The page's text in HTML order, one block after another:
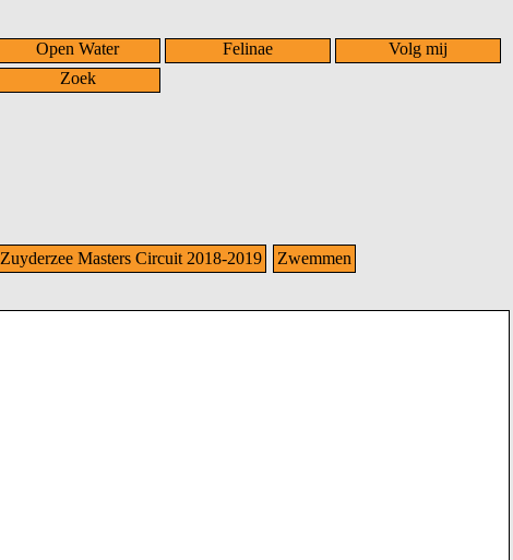
Open Water Felinae
Volg mij
Zoek
Zuyderzee Masters Circuit 2018-2019
Zwemmen